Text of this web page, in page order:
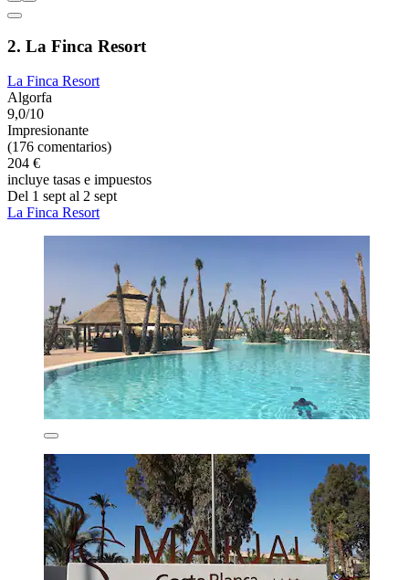
2. La Finca Resort
La Finca Resort
Algorfa
9,0/10
Impresionante
(176 comentarios)
204 €
incluye tasas e impuestos
Del 1 sept al 2 sept
La Finca Resort